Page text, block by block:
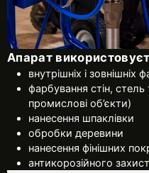
Апарат
внутрішніх і зовнішніх
фарбування стін, стель
промислові об’єкти)
нанесення шпаклівки
обробки деревини
нанесення фінішних
антикорозійного